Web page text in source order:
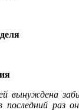
вынуждена
раз